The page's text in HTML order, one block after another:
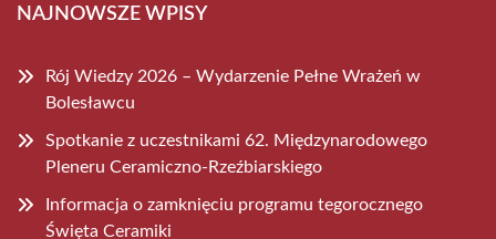
NAJNOWSZE WPISY
Rój Wiedzy 2026 – Wydarzenie Pełne Wrażeń w
Bolesławcu
Spotkanie z uczestnikami 62. Międzynarodowego
Pleneru Ceramiczno-Rzeźbiarskiego
Informacja o zamknięciu programu tegorocznego
Święta Ceramiki